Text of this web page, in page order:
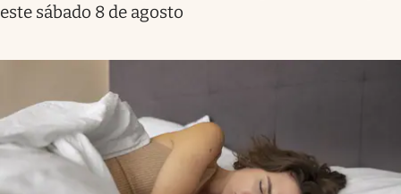
este sábado 8 de agosto